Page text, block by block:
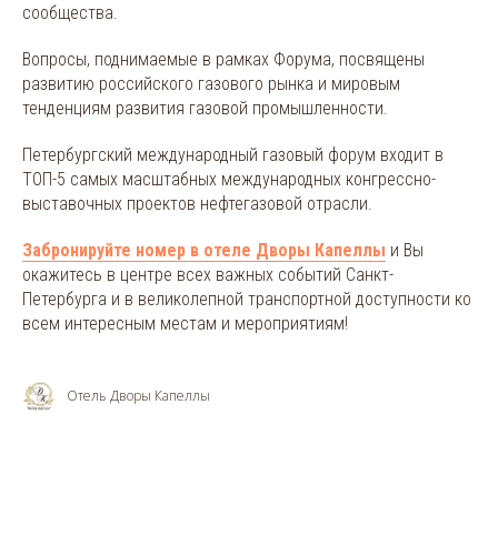
сообщества.
Вопросы, поднимаемые в рамках Форума, посвящены
развитию российского газового рынка и мировым
тенденциям развития газовой промышленности.
Петербургский международный газовый форум входит в
ТОП-5 самых масштабных международных конгрессно-
выставочных проектов нефтегазовой отрасли.
Забронируйте номер в отеле Дворы Капеллы и Вы
окажитесь в центре всех важных событий Санкт-
Петербурга и в великолепной транспортной доступности ко
всем интересным местам и мероприятиям!
Отель Дворы Капеллы